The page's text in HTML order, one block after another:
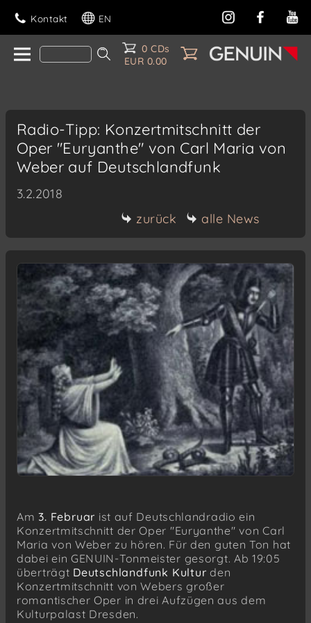
Kontakt EN
0 CDs
EUR 0.00
Radio-Tipp: Konzertmitschnitt der
Oper "Euryanthe" von Carl Maria von
Weber auf Deutschlandfunk
3.2.2018
zurück
alle News
Am3. Februar ist auf Deutschlandradio ein
Konzertmitschnitt der Oper "Euryanthe" von Carl
Maria von Weber zu hören. Für den guten Ton hat
dabei ein GENUIN-Tonmeister gesorgt. Ab 19:05
überträgt Deutschlandfunk Kultur den
Konzertmitschnitt von Webers großer
romantischer Oper in drei Aufzügen aus dem
Kulturpalast Dresden.